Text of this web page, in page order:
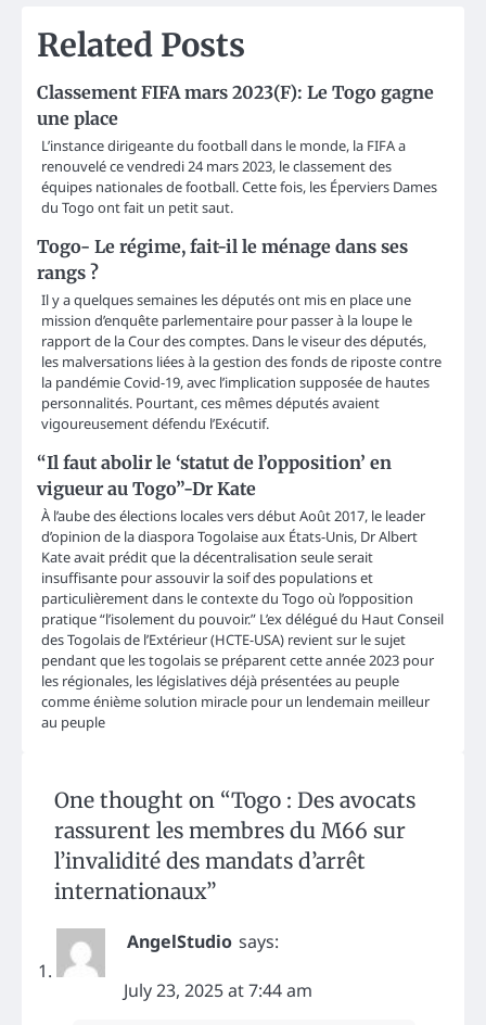
Related Posts
Classement FIFA mars 2023(F): Le Togo gagne
une place
L’instance dirigeante du football dans le monde, la FIFA a
renouvelé ce vendredi 24 mars 2023, le classement des
équipes nationales de football. Cette fois, les Éperviers Dames
du Togo ont fait un petit saut.
Togo- Le régime, fait-il le ménage dans ses
rangs ?
Il y a quelques semaines les députés ont mis en place une
mission d’enquête parlementaire pour passer à la loupe le
rapport de la Cour des comptes. Dans le viseur des députés,
les malversations liées à la gestion des fonds de riposte contre
la pandémie Covid-19, avec l’implication supposée de hautes
personnalités. Pourtant, ces mêmes députés avaient
vigoureusement défendu l’Exécutif.
“Il faut abolir le ‘statut de l’opposition’ en
vigueur au Togo”-Dr Kate
À l’aube des élections locales vers début Août 2017, le leader
d’opinion de la diaspora Togolaise aux États-Unis, Dr Albert
Kate avait prédit que la décentralisation seule serait
insuffisante pour assouvir la soif des populations et
particulièrement dans le contexte du Togo où l’opposition
pratique “l’isolement du pouvoir.” L’ex délégué du Haut Conseil
des Togolais de l’Extérieur (HCTE-USA) revient sur le sujet
pendant que les togolais se préparent cette année 2023 pour
les régionales, les législatives déjà présentées au peuple
comme énième solution miracle pour un lendemain meilleur
au peuple
One thought on “Togo : Des avocats
rassurent les membres du M66 sur
l’invalidité des mandats d’arrêt
internationaux”
AngelStudio says:
July 23, 2025 at 7:44 am